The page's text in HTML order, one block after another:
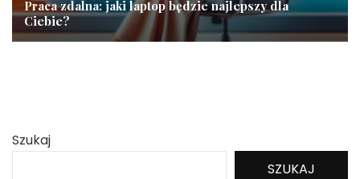
Praca zdalna: jaki laptop będzie najlepszy dla
Ciebie?
Szukaj
SZUKAJ